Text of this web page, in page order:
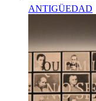
ANTIGÜEDAD